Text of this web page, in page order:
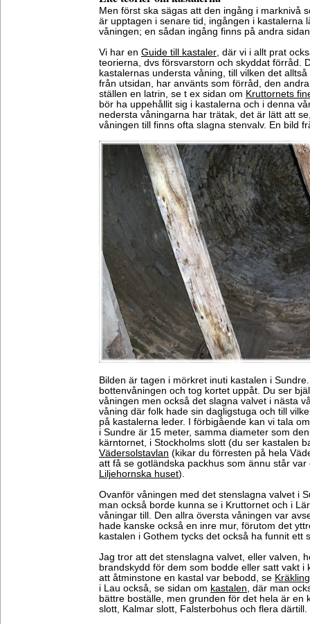
Men först ska sägas att den ingång i marknivå
är upptagen i senare tid, ingången i kastalerna
våningen; en sådan ingång finns på andra
Vi har en Guide till kastaler, där vi i allt prat
teorierna, dvs försvarstorn och skyddat förråd.
kastalernas understa våning, till vilken det
från utsidan, har använts som förråd, den
ställen en latrin, se t ex sidan om Kruttornets
bör ha uppehållit sig i kastalerna och i denna
nedersta våningarna har trätak, det är lätt att
våningen till finns ofta slagna stenvalv. En bild
Bilden är tagen i mörkret inuti kastalen i
bottenvåningen och tog kortet uppåt. Du ser
våningen men också det slagna valvet i nästa
våning där folk hade sin dagligstuga och till
på kastalerna leder. I förbigående kan vi tala
i Sundre är 15 meter, samma diameter som
kärntornet, i Stockholms slott (du ser kastalen
Vädersolstavlan (kikar du förresten på hela
att få se gotländska packhus som ännu står var
Liljehornska huset).
Ovanför våningen med det stenslagna valvet i
man också borde kunna se i Kruttornet och i
våningar till. Den allra översta våningen var
hade kanske också en inre mur, förutom det
kastalen i Gothem tycks det också ha funnit ett
Jag tror att det stenslagna valvet, eller valven,
brandskydd för dem som bodde eller satt vakt i
att åtminstone en kastal var bebodd, se
i Lau också, se sidan om kastalen, där man
bättre boställe, men grunden för det hela är en
slott, Kalmar slott, Falsterbohus och flera därtill.